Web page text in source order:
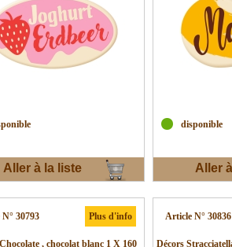
Aller à la liste
disponible
Aller
30793 Plus d'info
, chocolat blanc 1 X 160
Article N° 30836
Décors